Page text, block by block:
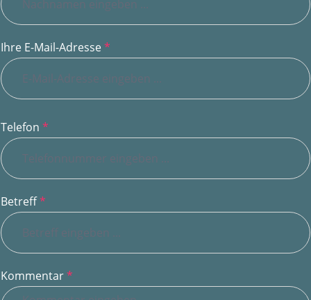
Ihre E-Mail-Adresse*
Telefon *
Betreff*
Kommentar*